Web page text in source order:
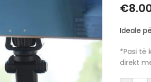
€
Ideale
*Pasi të
direkt